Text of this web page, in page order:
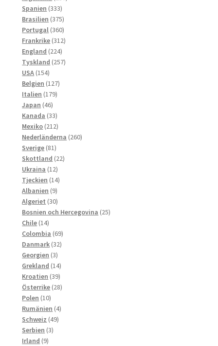
Spanien 333333
produkter
Brasilien 375375
produkter
Portugal 360360
produkter
Frankrike 312312
England 224224
produkter
Tyskland 257257
USA 154154
produkter
Belgien 127127
Italien 179179
Japan 4646
produkter
Kanada 3333
produkter
Mexiko 212212
produkter
Nederländerna 260260
Sverige 8181
produkter
Skottland 2222
Ukraina 1212
produkter
Tjeckien 1414
Albanien 99
produkter
Algeriet 3030
produkter
Bosnien och Hercegovina 2525
Chile 1414
produkter
Colombia 6969
produkter
Danmark 3232
Georgien 33
produkter
Grekland 1414
produkter
Kroatien 3939
produkter
Österrike 2828
Polen 1010
produkter
Rumänien 44
Schweiz 4949
Serbien 33
Irland 99